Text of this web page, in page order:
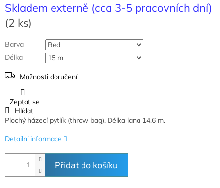
cena:
Skladem externě (cca 3-5 pracovních dní)
(2 ks)
Barva
Délka
Možnosti doručení
Přidat do košíku
Plochý házecí pytlík (throw bag). Délka lana 14,6 m.
Detailní informace
Zeptat se
Hlídat